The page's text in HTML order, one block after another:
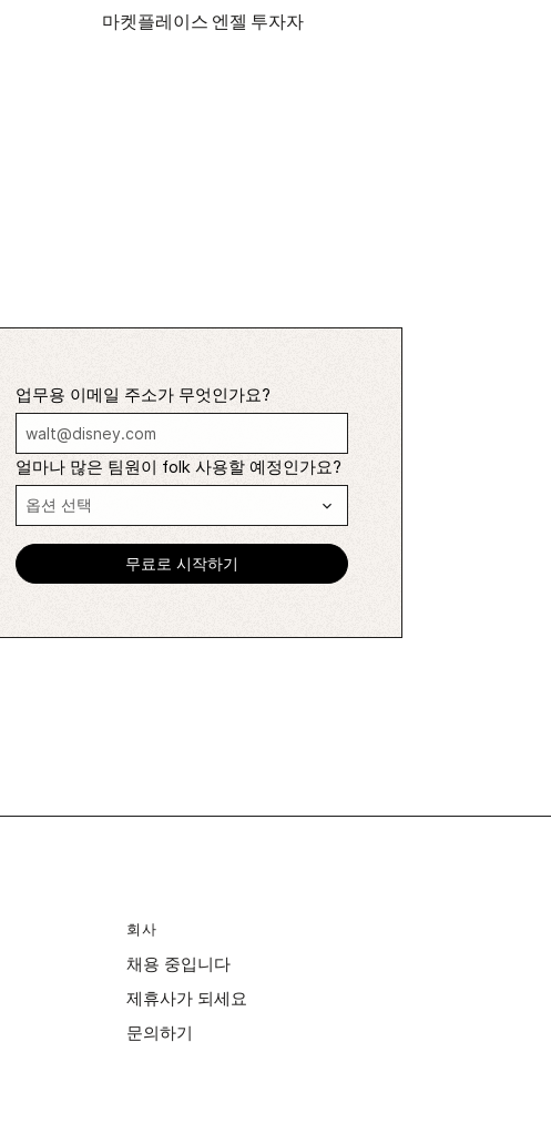
마켓플레이스 엔젤 투자자
업무용 이메일 주소가 무엇인가요?
얼마나 많은 팀원이 folk 사용할 예정인가요?
회사
채용 중입니다
제휴사가 되세요
문의하기